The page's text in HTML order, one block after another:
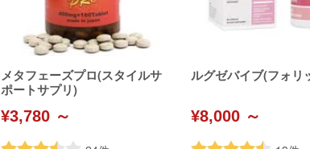
メタフェーズプロ(スタイルサ
ポートサプリ)
¥3,780 ～
ルグゼバイブ(フォリ
¥8,000 ～